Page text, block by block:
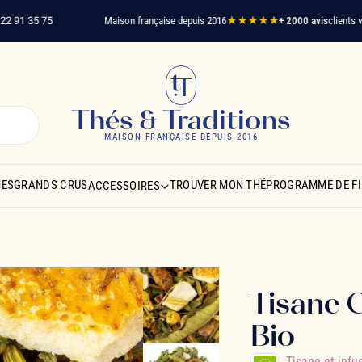
75 Maison française depuis 2016★★★★★+ 2000 avisclients vérifiés
Thés & Traditions
MAISON FRANÇAISE DEPUIS 2016
GRANDS CRUSACCESSOIRES TROUVER MON THÉPROGRAMME DE
Tisane
Bio